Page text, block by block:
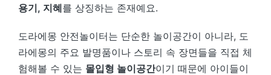
용기, 지혜를 상징하는 존재예요.
도라에몽 안전놀이터는 단순한 놀이공간이 아니라, 도
라에몽의 주요 발명품이나 스토리 속 장면들을 직접 체
험해볼 수 있는 몰입형 놀이공간이기 때문에 아이들이